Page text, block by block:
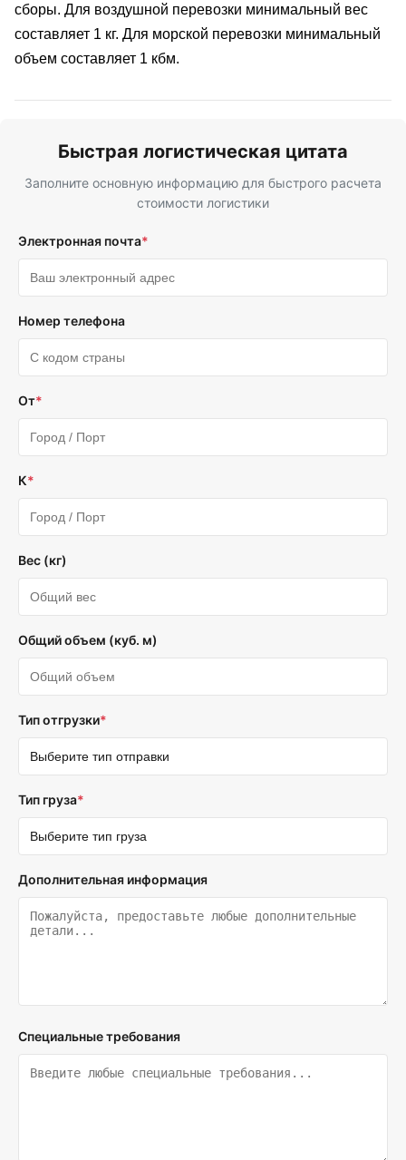
сборы. Для воздушной перевозки минимальный вес
составляет 1 кг. Для морской перевозки минимальный
объем составляет 1 кбм.
Быстрая логистическая цитата
Заполните основную информацию для быстрого расчета
стоимости логистики
Электронная почта*
Номер телефона
От*
К*
Вес (кг)
Общий объем (куб. м)
Тип отгрузки*
Тип груза*
Дополнительная информация
Специальные требования